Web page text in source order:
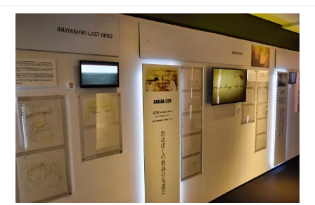
最新記事一覧
声優記事一覧
アニメ映画一覧 実写化映画一覧
今期アニメ曜日別一覧
春アニメ 夏アニメ
秋アニメ 冬アニメ
男性声優/女性声優一覧